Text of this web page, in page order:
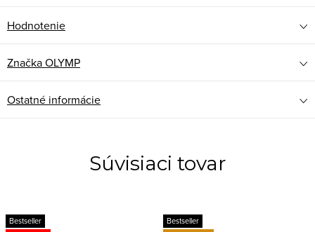
Hodnotenie
ZnačkaOLYMP
Ostatné informácie
Súvisiaci tovar
Bestseller
Bestseller